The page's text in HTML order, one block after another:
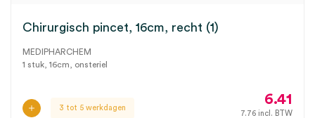
Chirurgisch pincet, 16cm, recht (1)
MEDIPHARCHEM
1 stuk, 16cm, onsteriel
3 tot 5 werkdagen
6.41
7.76 incl. BTW